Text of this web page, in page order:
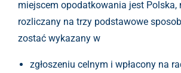
miejscem opodatkowania jest Polska,
rozliczany na trzy podstawowe
zostać wykazany w
zgłoszeniu celnym i wpłacony na